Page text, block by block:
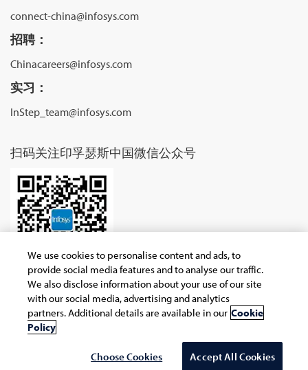
connect-china@infosys.com
招聘：
Chinacareers@infosys.com
实习：
InStep_team@infosys.com
扫码关注印孚瑟斯中国微信公众号
Copyright © 2026 Infosys Limited
Select Country/region
We use cookies to personalise content and ads, to
provide social media features and to analyse our traffic.
We also disclose information about your use of our site
with our social media, advertising and analytics
partners. Additional details are available in our Cookie
Policy
Choose Cookies Accept All Cookies